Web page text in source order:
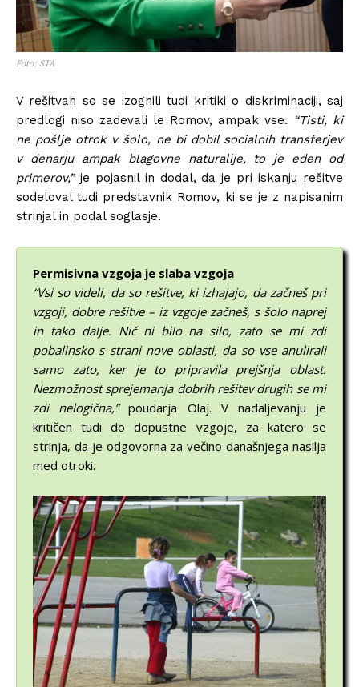
Foto: STA
V rešitvah so se izognili tudi kritiki o diskriminaciji, saj
predlogi niso zadevali le Romov, ampak vse. “Tisti, ki
ne pošlje otrok v šolo, ne bi dobil socialnih transferjev
v denarju ampak blagovne naturalije, to je eden od
primerov,”je pojasnil in dodal, da je pri iskanju rešitve
sodeloval tudi predstavnik Romov, ki se je z napisanim
strinjal in podal soglasje.
Permisivna vzgoja je slaba vzgoja
“Vsi so videli, da so rešitve, ki izhajajo, da začneš pri
vzgoji, dobre rešitve – iz vzgoje začneš, s šolo naprej
in tako dalje. Nič ni bilo na silo, zato se mi zdi
pobalinsko s strani nove oblasti, da so vse anulirali
samo zato, ker je to pripravila prejšnja oblast.
Nezmožnost sprejemanja dobrih rešitev drugih se mi
zdi nelogična,”poudarja Olaj. V nadaljevanju je
kritičen tudi do dopustne vzgoje, za katero se
strinja, da je odgovorna za večino današnjega nasilja
med otroki.